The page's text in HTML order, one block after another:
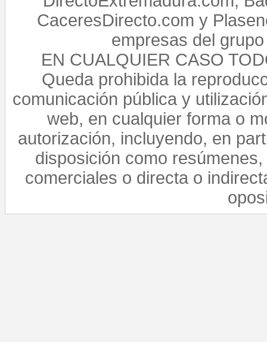
CaceresDirecto.com y
empresas del
EN CUALQUIER CASO
Queda prohibida la
comunicación pública y
web, en cualquier forma o
autorización, incluyendo, en
disposición como
comerciales o directa o